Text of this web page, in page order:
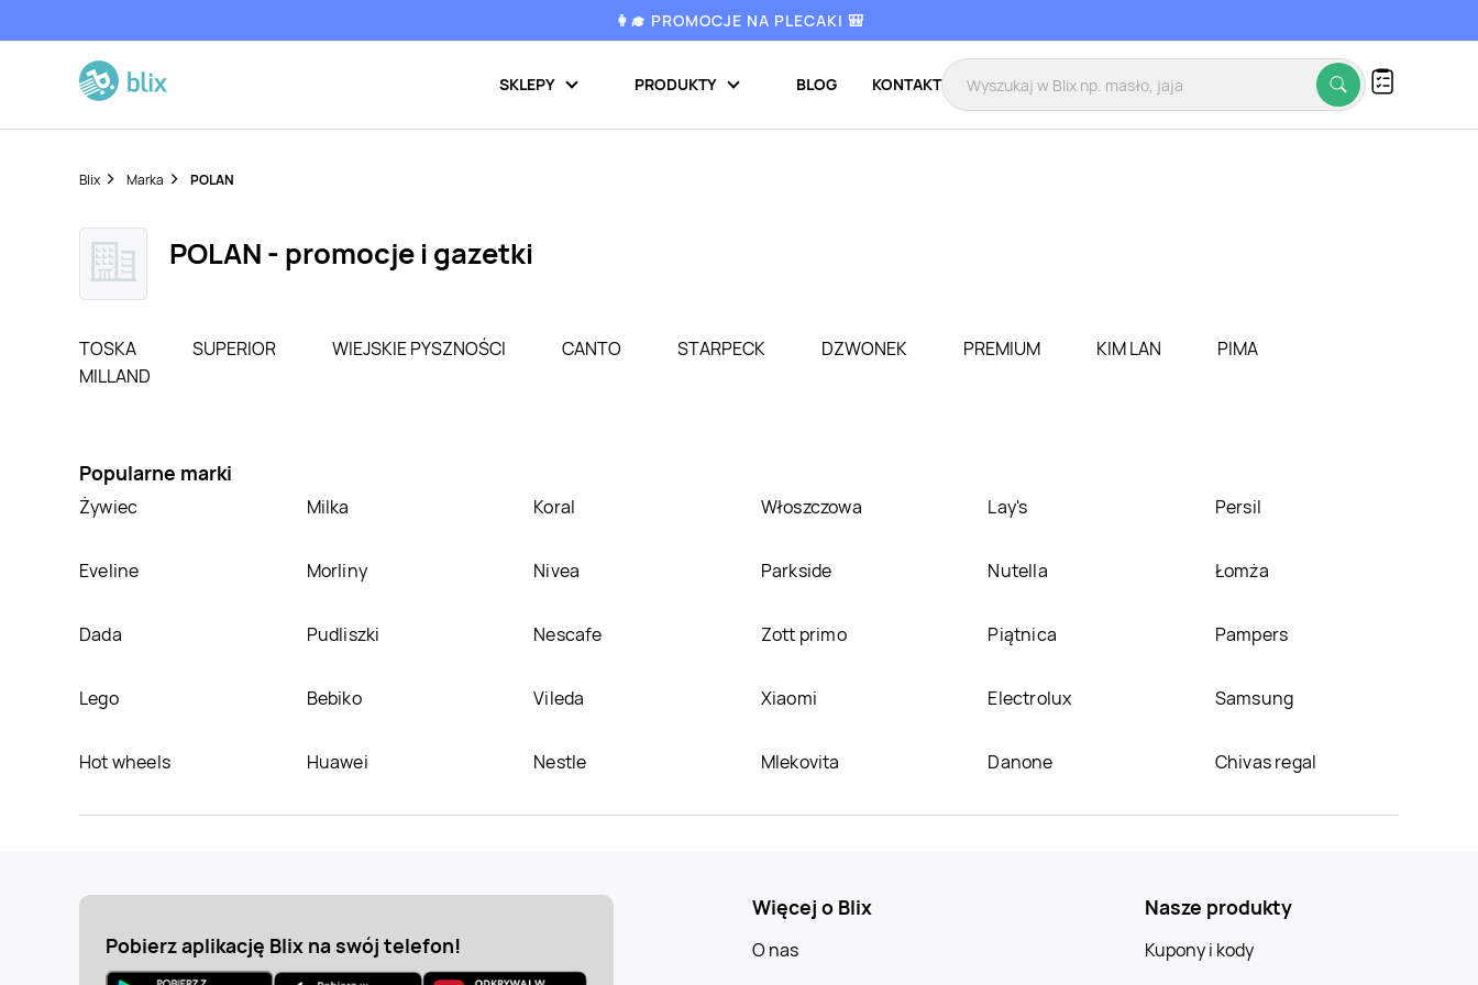
👩‍🎓 PROMOCJE NA PLECAKI 🎒
SKLEPY PRODUKTY BLOG KONTAKT
Blix Marka POLAN
POLAN - promocje i gazetki
TOSKA SUPERIOR WIEJSKIE PYSZNOŚCI CANTO STARPECK DZWONEK PREMIUM KIM LAN
PIMA
MILLAND
Popularne marki
Żywiec Milka Koral Włoszczowa Lay's Persil
Eveline Morliny Nivea Parkside Nutella Łomża
Dada Pudliszki Nescafe Zott primo Piątnica Pampers
Lego Bebiko Vileda Xiaomi Electrolux Samsung
Hot wheels Huawei Nestle Mlekovita Danone Chivas regal
Pobierz aplikację Blix na swój telefon!
Więcej o Blix
O nas
Nasze produkty
Kupony i kody